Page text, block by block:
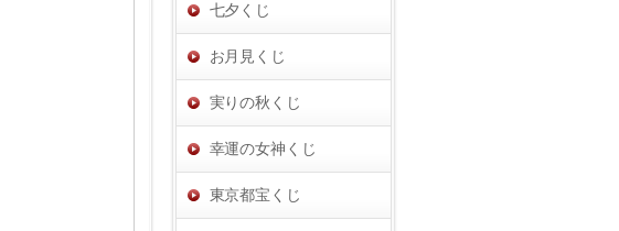
七夕くじ
お月見くじ
実りの秋くじ
幸運の女神くじ
東京都宝くじ